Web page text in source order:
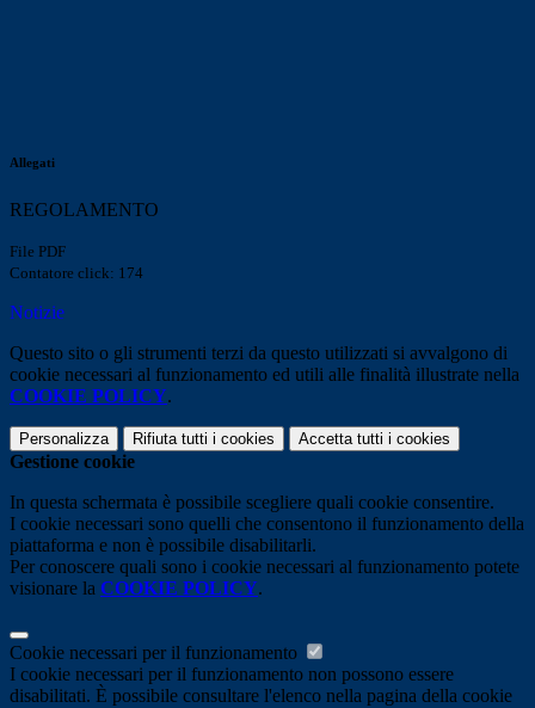
Allegati
REGOLAMENTO
File PDF
Contatore click: 174
Notizie
Questo sito o gli strumenti terzi da questo utilizzati si avvalgono di
cookie necessari al funzionamento ed utili alle finalità illustrate nella
COOKIE POLICY.
Personalizza Rifiuta tutti i cookies Accetta tutti i cookies
Gestione cookie
In questa schermata è possibile scegliere quali cookie consentire.
I cookie necessari sono quelli che consentono il funzionamento della
piattaforma e non è possibile disabilitarli.
Per conoscere quali sono i cookie necessari al funzionamento potete
visionare la COOKIE POLICY.
Cookie necessari per il funzionamento
I cookie necessari per il funzionamento non possono essere
disabilitati. È possibile consultare l'elenco nella pagina della cookie